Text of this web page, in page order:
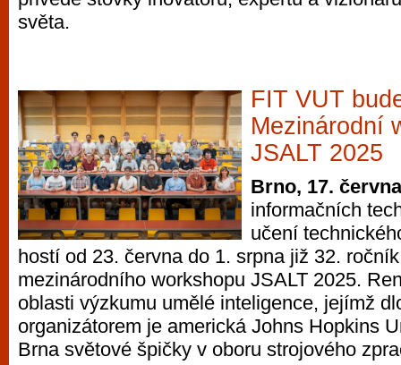
světa.
FIT VUT
Mezinárodní
JSALT 2025
Brno, 17.
informačních
učení
hostí od 23. června do 1. srpna již 32.
mezinárodního workshopu JSALT 2025.
oblasti výzkumu umělé inteligence, jejímž
organizátorem je americká Johns Hopkins
Brna světové špičky v oboru strojového